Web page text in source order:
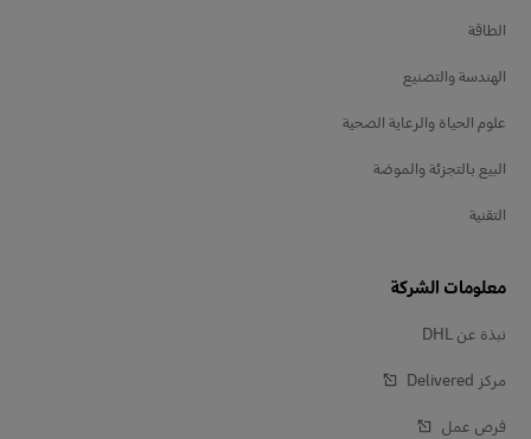
الطاقة
الهندسة والتصنيع
علوم الحياة والرعاية الصحية
البيع بالتجزئة والموضة
التقنية
معلومات الشركة
نبذة عن DHL
مركز Delivered‎
فرص عمل